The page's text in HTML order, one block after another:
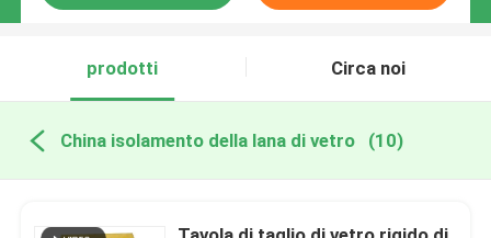
prodotti Circa noi
China isolamento della lana di vetro (10)